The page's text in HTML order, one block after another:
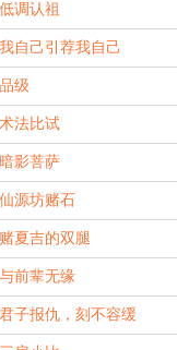
调认祖
自己引荐我自己
级
法比试
影菩萨
源坊赌石
夏吉的双腿
前辈无缘
子报仇，刻不容缓